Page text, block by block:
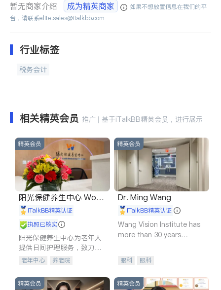
暂无商家介绍 成为精英商家
如果不想放置信息在我们的平
台，请联系elite.sales@italkbb.com
行业标签
税务会计
相关精英会员 推广 | 基于iTalkBB精英会员，进行展示
精英会员
阳光保健养生中心 World
shine
iTalkBB精英认证
执照已核实
阳光保健养生中心为老年人
提供日间护理服务，致力于
通过持续的护理创新来有效
老年中心 养老院
精英会员
Dr. Ming Wang
iTalkBB精英认证
Wang Vision Institute has
more than 30 years
眼科 眼科
精英会员 精英会员